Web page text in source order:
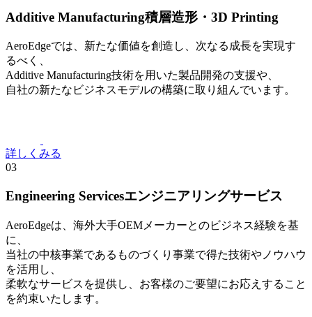
Additive Manufacturing積層造形・3D Printing
AeroEdgeでは、新たな価値を創造し、次なる成長を実現す
るべく、
Additive Manufacturing技術を用いた製品開発の支援や、
自社の新たなビジネスモデルの構築に取り組んでいます。
詳しくみる
03
Engineering Servicesエンジニアリングサービス
AeroEdgeは、海外大手OEMメーカーとのビジネス経験を基
に、
当社の中核事業であるものづくり事業で得た技術やノウハウ
を活用し、
柔軟なサービスを提供し、お客様のご要望にお応えすること
を約束いたします。